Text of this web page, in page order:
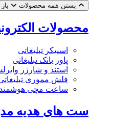
بستن همه محصولات
محصولات
اسپیکر تبلیغاتی
پاور بانک تبلیغاتی
استند و شارژر
فلش مموری
ساعت مچی هوشمند
ست های هدیه